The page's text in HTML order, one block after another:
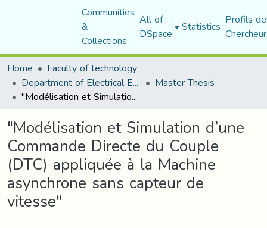
Communities
&
Collections
All of
DSpace Statistics Profils
Home
Faculty of technology
Department of Electrical Engineering Master Thesis
"Modélisation et Simulation d’une Commande Directe du Couple (DTC) appliquée à la Machine asynchrone sans capteur de vitesse"
"Modélisation et Simulation d’une
Commande Directe du Couple
(DTC) appliquée à la Machine
asynchrone sans capteur de
vitesse"